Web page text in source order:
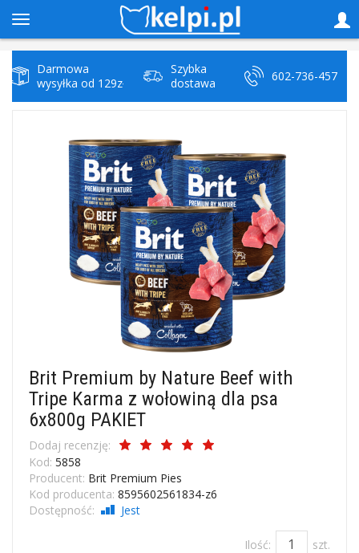
Darmowa
wysyłka od 129zł
Szybka
dostawa
602-736-457
Brit Premium by Nature Beef with
Tripe Karma z wołowiną dla psa
6x800g PAKIET
Dodaj recenzję:
Kod: 5858
Producent: Brit Premium Pies
Kod producenta: 8595602561834-z6
Dostępność:
Jest
Ilość: szt.